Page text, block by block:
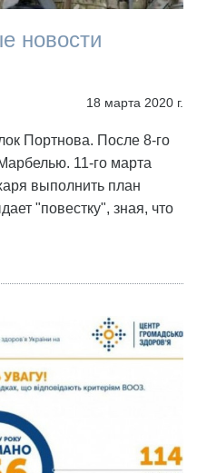
новости
18 марта 2020 г.
Портнова. После 8-го
11-го марта
выполнить план
"повестку", зная, что